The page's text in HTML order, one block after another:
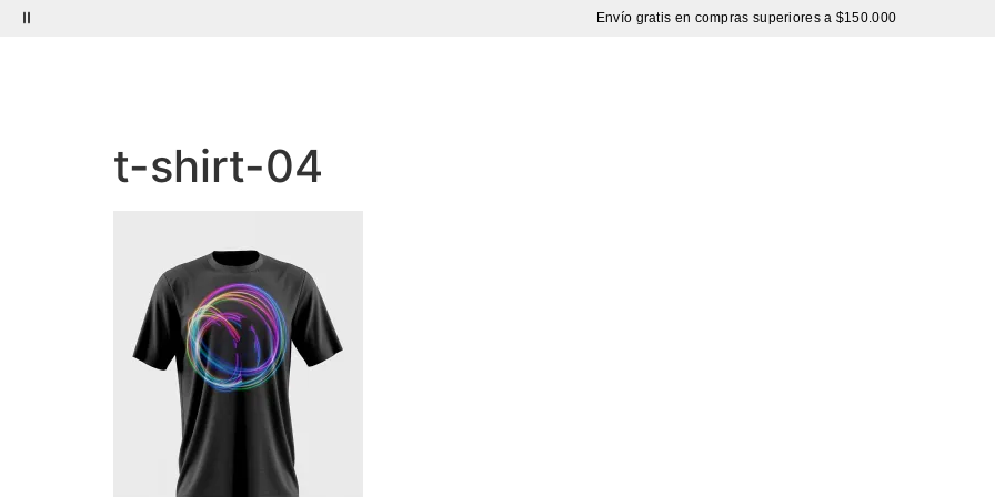
Envío gratis en compras superiores a $150.000
t-shirt-04